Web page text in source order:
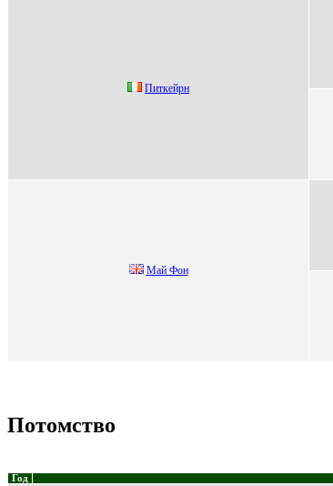
Питкeйрн
Мaй Фон
Потомство
Год